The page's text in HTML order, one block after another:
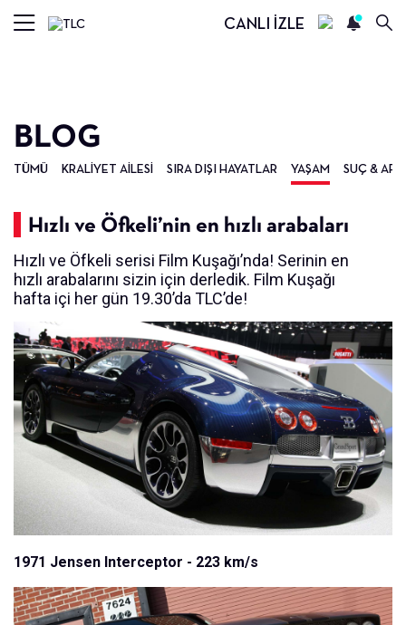
CANLI İZLE
BLOG
TÜMÜ KRALIYET AILESI SIRA DIŞI HAYATLAR YAŞAM SUÇ &
Hızlı ve Öfkeli’nin en hızlı arabaları
Hızlı ve Öfkeli serisi Film Kuşağı’nda! Serinin en
hızlı arabalarını sizin için derledik. Film Kuşağı
hafta içi her gün 19.30’da TLC’de!
1971 Jensen Interceptor - 223 km/s